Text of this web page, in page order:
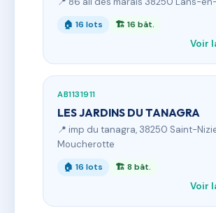
🏠 16 lots 🏗 16 bât.
Voir
AB1131911
LES JARDINS DU TANAGRA
📍 imp du tanagra, 38250 Saint-
Moucherotte
🏠 16 lots 🏗 8 bât.
Voir